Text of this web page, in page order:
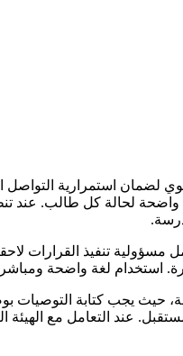
لضمان استمرارية التواصل
لحالة كل طالب. عند
تنفيذ القرارات
استخدام لغة واضحة
حيث يجب كتابة
عند التعامل مع